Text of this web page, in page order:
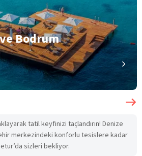
Bodrum
tatil keyfinizi taçlandırın! Denize
merkezindeki konforlu tesislere kadar
sizleri bekliyor.